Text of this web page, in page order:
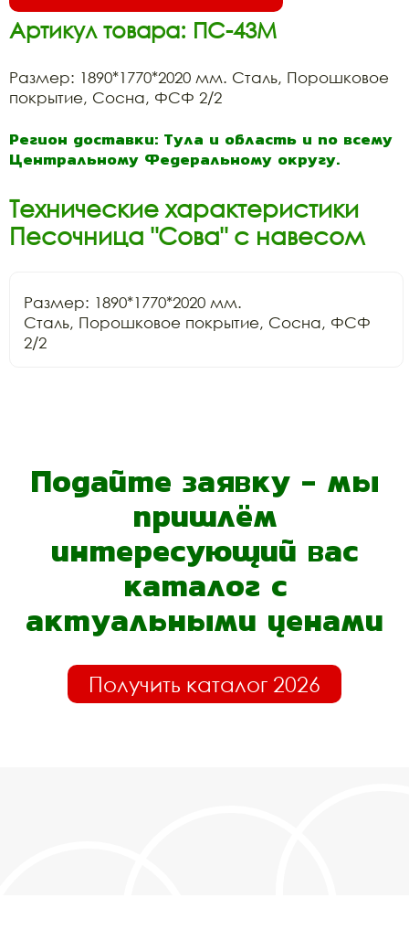
Артикул товара: ПС-43М
Размер: 1890*1770*2020 мм. Сталь, Порошковое
покрытие, Сосна, ФСФ 2/2
Регион доставки: Тула и область и по всему
Центральному Федеральному округу.
Технические характеристики
Песочница "Сова" с навесом
Размер: 1890*1770*2020 мм.
Сталь, Порошковое покрытие, Сосна, ФСФ
2/2
Подайте заявку - мы
пришлём
интересующий вас
каталог с
актуальными ценами
Получить каталог 2026